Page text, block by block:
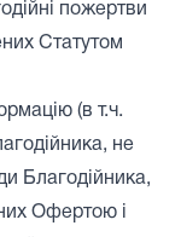
пожертви
Статутом
(в т.ч.
не
Благодійника,
Офертою і